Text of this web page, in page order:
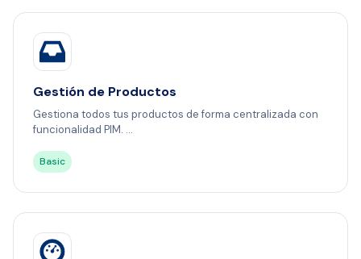
Gestión de Productos
Gestiona todos tus productos de forma centralizada con
funcionalidad PIM. ...
Basic